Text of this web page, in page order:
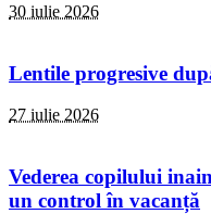
30 iulie 2026
Lentile progresive
27 iulie 2026
Vederea copilului
un control în vacanță